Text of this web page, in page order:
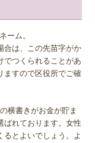
も何の問題もありま
らかい歯ブラシで水
ます。 保管方法
入れておけば問題あ
16.5ミリまたは18.0
ムの場合は、15.0ミ
おすすめです。女性
小さいものをお選びに
題ございません。女
としての実印をお作
しています。ご入用の
ーム。
合は、この先苗字がか
でつくられることがあ
ますので区役所でご確
横書きがお金が貯ま
ばれております。女性
とよいでしょう。よ